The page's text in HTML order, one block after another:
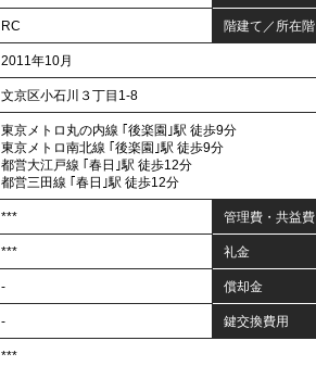
RC 階建て／所在階
2011年10月
文京区小石川３丁目1-8
東京メトロ丸の内線 ｢後楽園｣駅 徒歩9分
東京メトロ南北線 ｢後楽園｣駅 徒歩9分
都営大江戸線 ｢春日｣駅 徒歩12分
都営三田線 ｢春日｣駅 徒歩12分
*** 管理費・共益費
*** 礼金
- 償却金
- 鍵交換費用
***